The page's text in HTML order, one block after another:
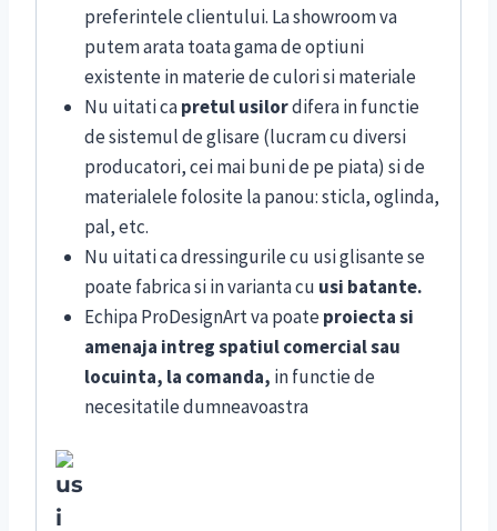
preferintele clientului. La showroom va
putem arata toata gama de optiuni
existente in materie de culori si materiale
Nu uitati capretul usilordifera in functie
de sistemul de glisare (lucram cu diversi
producatori, cei mai buni de pe piata) si de
materialele folosite la panou: sticla, oglinda,
pal, etc.
Nu uitatica dressingurile cu usi glisante se
poate fabrica si in varianta cu usi batante.
Echipa ProDesignArt va poateproiecta si
amenaja intreg spatiul comercial sau
locuinta, la comanda, in functie de
necesitatile dumneavoastra